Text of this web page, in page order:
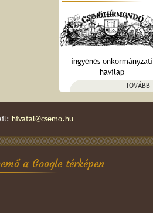
ingyenes önkormányzati
havilap
TOVÁBB
hivatal@csemo.hu
a Google térképen